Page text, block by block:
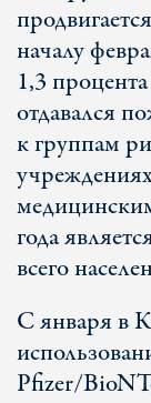
началу
1,3
отдавался
к группам
года
всего
С января в
Pfizer/